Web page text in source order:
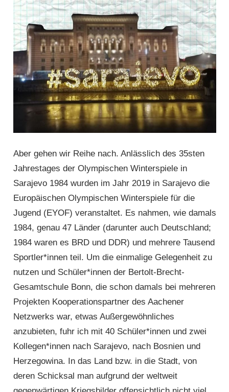
Aber gehen wir Reihe nach. Anlässlich des 35sten
Jahrestages der Olympischen Winterspiele in
Sarajevo 1984 wurden im Jahr 2019 in Sarajevo die
Europäischen Olympischen Winterspiele für die
Jugend (EYOF) veranstaltet. Es nahmen, wie damals
1984, genau 47 Länder (darunter auch Deutschland;
1984 waren es BRD und DDR) und mehrere Tausend
Sportler*innen teil. Um die einmalige Gelegenheit zu
nutzen und Schüler*innen der Bertolt-Brecht-
Gesamtschule Bonn, die schon damals bei mehreren
Projekten Kooperations­partner des Aachener
Netzwerks war, etwas Außergewöhnliches
anzubieten, fuhr ich mit 40 Schüler*innen und zwei
Kollegen*innen nach Sarajevo, nach Bosnien und
Herzegowina. In das Land bzw. in die Stadt, von
deren Schicksal man aufgrund der weltweit